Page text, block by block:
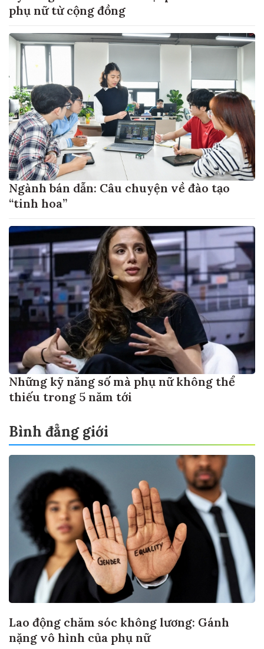
phụ nữ từ cộng đồng
Ngành bán dẫn: Câu chuyện về đào tạo
“tinh hoa”
Những kỹ năng số mà phụ nữ không thể
thiếu trong 5 năm tới
Bình đẳng giới
Lao động chăm sóc không lương: Gánh
nặng vô hình của phụ nữ